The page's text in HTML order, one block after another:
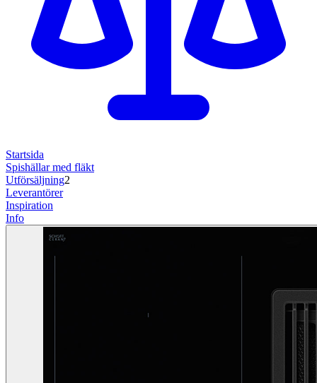
Startsida
Spishällar med fläkt
Utförsäljning2
Leverantörer
Inspiration
Info